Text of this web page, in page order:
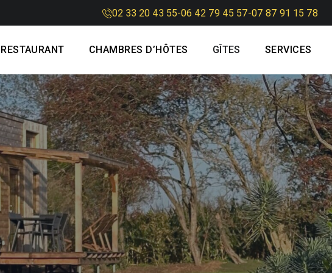
02 33 20 43 55-06 42 79 45 57-07 87 91 15 78
RESTAURANT CHAMBRES D’HÔTES GÎTES SERVICES